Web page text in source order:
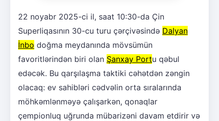
22 noyabr 2025-ci il, saat 10:30-da Çin
Superliqasının 30-cu turu çərçivəsində Dalyan
İnbo doğma meydanında mövsümün
favoritlərindən biri olan Şanxay Portu qəbul
edəcək. Bu qarşılaşma taktiki cəhətdən zəngin
olacaq: ev sahibləri cədvəlin orta sıralarında
möhkəmlənməyə çalışarkən, qonaqlar
çempionluq uğrunda mübarizəni davam etdirir və